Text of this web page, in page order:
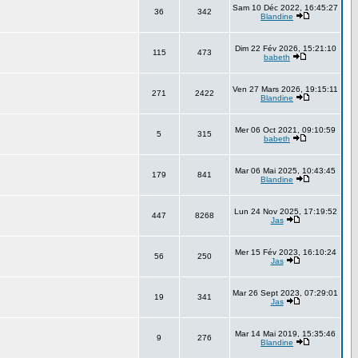
36 342
Sam 10 Déc 2022, 16:45:27
Blandine
115 473
Dim 22 Fév 2026, 15:21:10
babeth
271 2422
Ven 27 Mars 2026, 19:15:11
Blandine
5 315
Mer 06 Oct 2021, 09:10:59
babeth
179 841
Mar 06 Mai 2025, 10:43:45
Blandine
447 8268
Lun 24 Nov 2025, 17:19:52
Jas
56 250
Mer 15 Fév 2023, 16:10:24
Jas
19 341
Mar 26 Sept 2023, 07:29:01
Jas
9 276
Mar 14 Mai 2019, 15:35:46
Blandine